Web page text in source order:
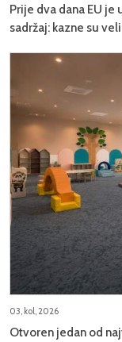
Prije dva dana EU je
sadržaj: kazne su
03, kol, 2026
Otvoren jedan od